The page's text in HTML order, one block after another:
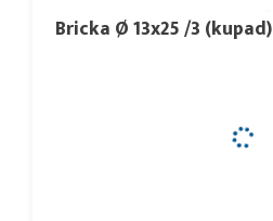
Bricka Ø 13x25 /3 (kupad)